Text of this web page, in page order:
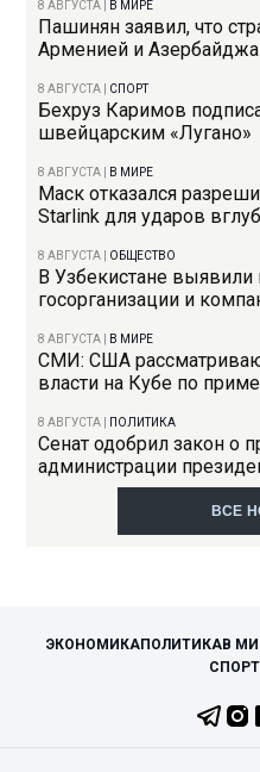
8 АВГУСТА В МИРЕ
Пашинян заявил, что
Арменией и
8 АВГУСТА СПОРТ
Бехруз Каримов
швейцарским «Лугано»
8 АВГУСТА В МИРЕ
Маск отказался
Starlink для ударов
8 АВГУСТА ОБЩЕСТВО
В Узбекистане выявили
госорганизации и
8 АВГУСТА В МИРЕ
СМИ: США
власти на Кубе по
8 АВГУСТА ПОЛИТИКА
Сенат одобрил закон о
администрации
ВСЕ
ЭКОНОМИКАПОЛИТИКАВ
СПОРТ